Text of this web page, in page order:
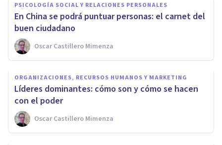
PSICOLOGÍA SOCIAL Y RELACIONES PERSONALES
En China se podrá puntuar personas: el carnet del
buen ciudadano
Oscar Castillero Mimenza
ORGANIZACIONES, RECURSOS HUMANOS Y MARKETING
Líderes dominantes: cómo son y cómo se hacen
con el poder
Oscar Castillero Mimenza